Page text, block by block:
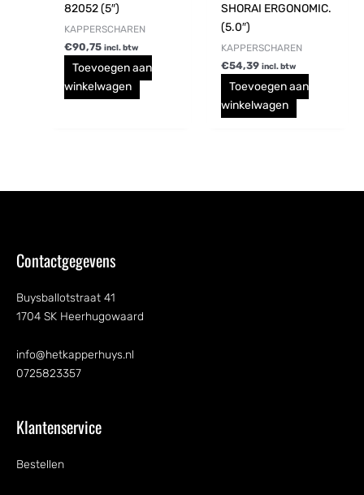
82052 (5″)
KAPPERSCHAREN
€90,75 incl. btw
Toevoegen aan
winkelwagen
SHORAI ERGONOMIC.
(5.0″)
KAPPERSCHAREN
€54,39 incl. btw
Toevoegen aan
winkelwagen
Contactgegevens
Buysballotstraat 41
1704 SK Heerhugowaard
info@hetkapperhuys.nl
0725823357
Klantenservice
Bestellen